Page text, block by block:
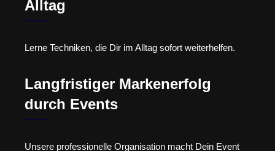
Alltag
Lerne Techniken, die Dir im Alltag sofort weiterhelfen.
Langfristiger Markenerfolg
durch Events
Unsere professionelle Organisation macht Dein Event